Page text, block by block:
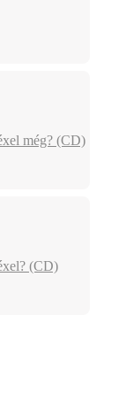
még? (CD)
(CD)